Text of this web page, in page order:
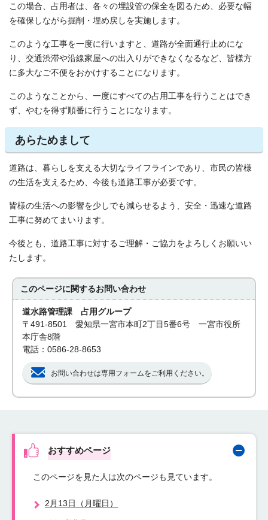
この場合、占用者は、各々の埋設管の保全を図るため、必要な幅
を確保しながら掘削・埋め戻しを実施します。
このような工事を一度に行いますと、道路が全面通行止めにな
り、交通渋滞や沿線家屋への出入りができなくなるなど、皆様方
に多大なご不便をおかけすることになります。
このようなことから、一度にすべての占用工事を行うことはでき
ず、やむを得ず順番に行うことになります。
あらためまして
道路は、暮らしを支える大切なライフラインであり、市民の皆様
の生活を支えるため、今後も道路工事が必要です。
皆様の生活への影響を少しでも減らせるよう、安全・迅速な道路
工事に努めてまいります。
今後とも、道路工事に対するご理解・ご協力をよろしくお願いい
たします。
このページに関するお問い合わせ
道水路管理課 占用グループ
〒491-8501 愛知県一宮市本町2丁目5番6号 一宮市役所
本庁舎8階
電話：0586-28-8653
お問い合わせは専用フォームをご利用ください。
おすすめページ
このページを見た人は次のページも見ています。
2月13日（月曜日）